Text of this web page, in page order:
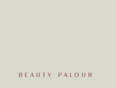
BEAUTY PALOUR